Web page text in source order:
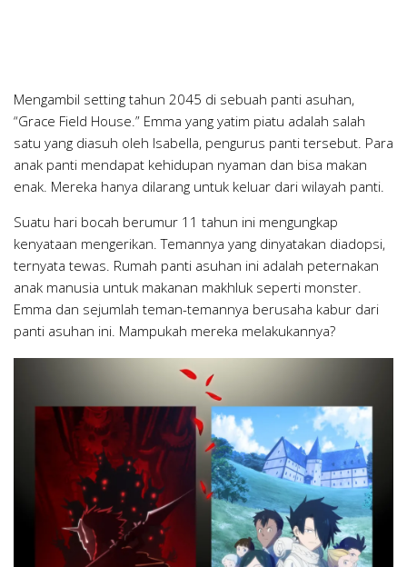
Mengambil setting tahun 2045 di sebuah panti asuhan,
“Grace Field House.” Emma yang yatim piatu adalah salah
satu yang diasuh oleh Isabella, pengurus panti tersebut. Para
anak panti mendapat kehidupan nyaman dan bisa makan
enak. Mereka hanya dilarang untuk keluar dari wilayah panti.
Suatu hari bocah berumur 11 tahun ini mengungkap
kenyataan mengerikan. Temannya yang dinyatakan diadopsi,
ternyata tewas. Rumah panti asuhan ini adalah peternakan
anak manusia untuk makanan makhluk seperti monster.
Emma dan sejumlah teman-temannya berusaha kabur dari
panti asuhan ini. Mampukah mereka melakukannya?